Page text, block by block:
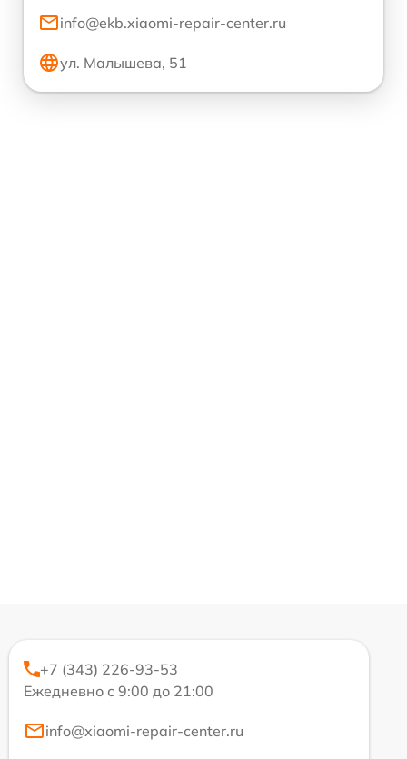
info@ekb.xiaomi-repair-center.ru
ул. Малышева, 51
+7 (343) 226-93-53
Ежедневно с 9:00 до 21:00
info@xiaomi-repair-center.ru